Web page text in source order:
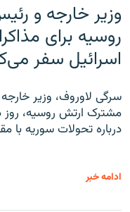
وزیر خارجه و
روسیه برای
اسرائیل سفر
سرگی لاوروف، وزیر
مشترک ارتش روسیه، روز
درباره تحولات سوریه با
ادامه خبر